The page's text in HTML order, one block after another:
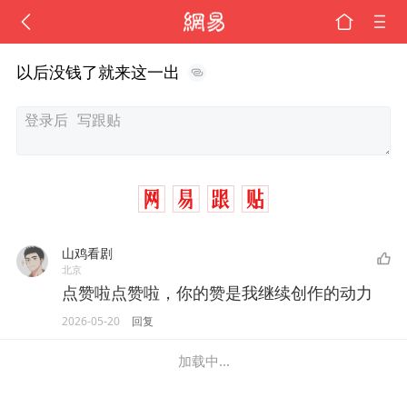
以后没钱了就来这一出
山鸡看剧
北京
点赞啦点赞啦，你的赞是我继续创作的动力
2026-05-20 回复
加载中...